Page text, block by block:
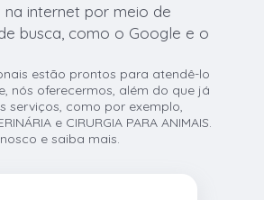
na internet por meio de
busca, como o Google e o
estão prontos para atendê-lo
nós oferecermos, além do que já
serviços, como por exemplo,
e CIRURGIA PARA ANIMAIS.
e saiba mais.